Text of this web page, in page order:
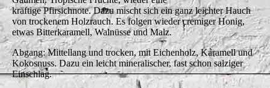
kräftige Pfirsichnote. Dazu mischt sich ein ganz leichter Hauch
von trockenem Holzrauch. Es folgen wieder cremiger Honig,
etwas Bitterkaramell, Walnüsse und Malz.
Abgang: Mittellang und trocken, mit Eichenholz, Karamell und
Kokosnuss. Dazu ein leicht mineralischer, fast schon salziger
Einschlag.